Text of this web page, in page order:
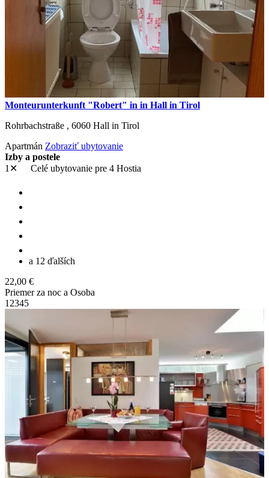
Monteurunterkunft "Robert" in in Hall in Tirol
Rohrbachstraße , 6060 Hall in Tirol
Apartmán Zobraziť ubytovanie
Izby a postele
1✕
Celé ubytovanie pre 4 Hostia
a 12 ďalších
22,00 €
Priemer za noc a Osoba
1 2345